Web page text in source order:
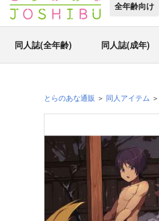
全年齢向け
同人誌(全年齢) 同人誌(成年)
とらのあな通販 同人アイテム